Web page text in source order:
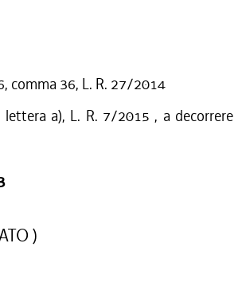
comma 36, L. R. 27/2014
a), L. R. 7/2015 , a decorrere
)